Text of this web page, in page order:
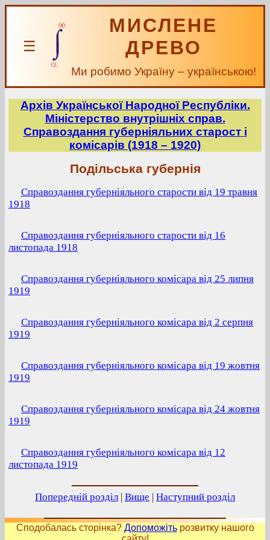
☰
МИСЛЕНЕ
ДРЕВО
Ми робимо Україну – українською!
Архів Української Народної Республіки.
Міністерство внутрішніх справ.
Справоздання губерніяльних старост і
комісарів (1918 – 1920)
Подільська губернія
Справоздання губерніяльного старости від 19 травня
1918
Справоздання губерніяльного старости від 16
листопада 1918
Справоздання губерніяльного комісара від 25 липня
1919
Справоздання губерніяльного комісара від 2 серпня
1919
Справоздання губерніяльного комісара від 19 жовтня
1919
Справоздання губерніяльного комісара від 24 жовтня
1919
Справоздання губерніяльного комісара від 12
листопада 1919
Попередній розділ | Вище | Наступний розділ
Сподобалась сторінка? Допоможітьрозвитку нашого